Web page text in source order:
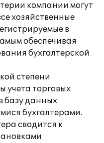
компании могут
хозяйственные
в
обеспечивая
бухгалтерской
степени
учета торговых
базу данных
бухгалтерами.
сводится к